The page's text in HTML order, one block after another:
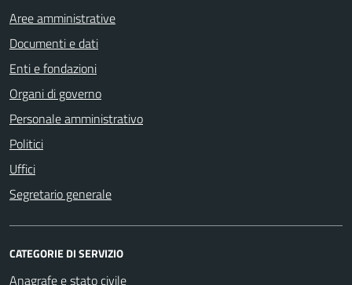
Aree amministrative
Documenti e dati
Enti e fondazioni
Organi di governo
Personale amministrativo
Politici
Uffici
Segretario generale
CATEGORIE DI SERVIZIO
Anagrafe e stato civile